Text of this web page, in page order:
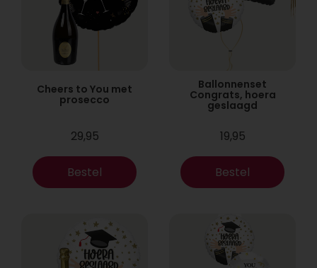
Cheers to You met
prosecco
29,95
Bestel
Ballonnenset
Congrats, hoera
geslaagd
19,95
Bestel